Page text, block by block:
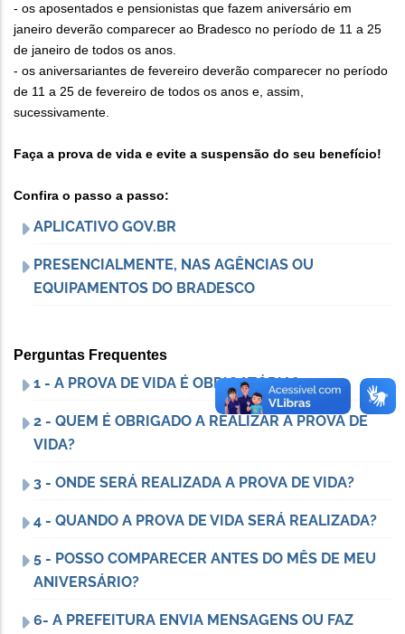
- os aposentados e pensionistas que fazem aniversário em
janeiro deverão comparecer ao Bradesco no período de 11 a 25
de janeiro de todos os anos.
- os aniversariantes de fevereiro deverão comparecer no período
de 11 a 25 de fevereiro de todos os anos e, assim,
sucessivamente.
Faça a prova de vida e evite a suspensão do seu benefício!
Confira o passo a passo:
APLICATIVO GOV.BR
PRESENCIALMENTE, NAS AGÊNCIAS OU
EQUIPAMENTOS DO BRADESCO
Perguntas Frequentes
1 - A PROVA DE VIDA É OBRIGATÓRIA?
2 - QUEM É OBRIGADO A REALIZAR A PROVA DE
VIDA?
3 - ONDE SERÁ REALIZADA A PROVA DE VIDA?
4 - QUANDO A PROVA DE VIDA SERÁ REALIZADA?
5 - POSSO COMPARECER ANTES DO MÊS DE MEU
ANIVERSÁRIO?
6- A PREFEITURA ENVIA MENSAGENS OU FAZ